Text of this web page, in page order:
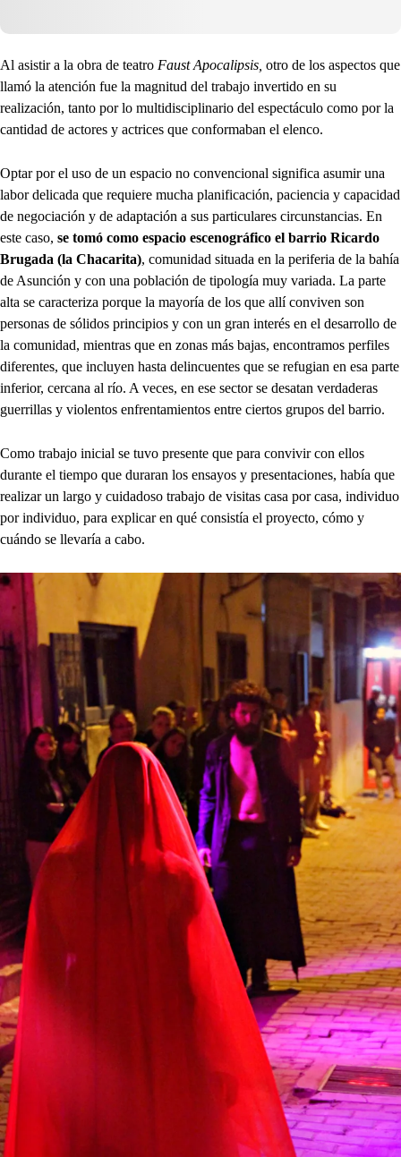
Al asistir a la obra de teatro Faust Apocalipsis, otro de los aspectos que
llamó la atención fue la magnitud del trabajo invertido en su
realización, tanto por lo multidisciplinario del espectáculo como por la
cantidad de actores y actrices que conformaban el elenco.
Optar por el uso de un espacio no convencional significa asumir una
labor delicada que requiere mucha planificación, paciencia y capacidad
de negociación y de adaptación a sus particulares circunstancias. En
este caso, se tomó como espacio escenográfico el barrio Ricardo
Brugada (la Chacarita), comunidad situada en la periferia de la bahía
de Asunción y con una población de tipología muy variada. La parte
alta se caracteriza porque la mayoría de los que allí conviven son
personas de sólidos principios y con un gran interés en el desarrollo de
la comunidad, mientras que en zonas más bajas, encontramos perfiles
diferentes, que incluyen hasta delincuentes que se refugian en esa parte
inferior, cercana al río. A veces, en ese sector se desatan verdaderas
guerrillas y violentos enfrentamientos entre ciertos grupos del barrio.
Como trabajo inicial se tuvo presente que para convivir con ellos
durante el tiempo que duraran los ensayos y presentaciones, había que
realizar un largo y cuidadoso trabajo de visitas casa por casa, individuo
por individuo, para explicar en qué consistía el proyecto, cómo y
cuándo se llevaría a cabo.